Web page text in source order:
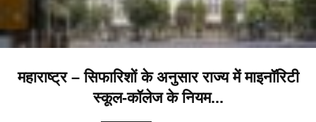
महाराष्ट्र – सिफारिशों के अनुसार राज्य में माइनॉरिटी
स्कूल-कॉलेज के नियम...